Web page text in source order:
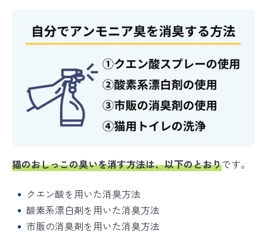
猫のおしっこの臭いを消す方法は、以下のとおりです。
クエン酸を用いた消臭方法
酸素系漂白剤を用いた消臭方法
市販の消臭剤を用いた消臭方法